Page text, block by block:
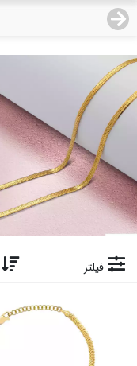
صفحه اصلی
دسته بندی محصولات
نمایندگی ها
مجله روبی
درباره ما
تماس با ما
فیلتر